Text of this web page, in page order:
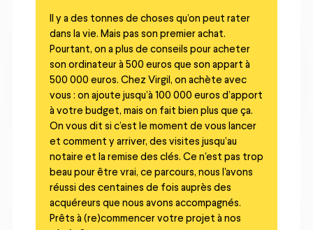
Il y a des tonnes de choses qu’on peut rater
dans la vie. Mais pas son premier achat.
Pourtant, on a plus de conseils pour acheter
son ordinateur à 500 euros que son appart à
500 000 euros. Chez Virgil, on achète avec
vous : on ajoute jusqu’à 100 000 euros d’apport
à votre budget, mais on fait bien plus que ça.
On vous dit si c’est le moment de vous lancer
et comment y arriver, des visites jusqu’au
notaire et la remise des clés. Ce n'est pas trop
beau pour être vrai, ce parcours, nous l'avons
réussi des centaines de fois auprès des
acquéreurs que nous avons accompagnés.
Prêts à (re)commencer votre projet à nos